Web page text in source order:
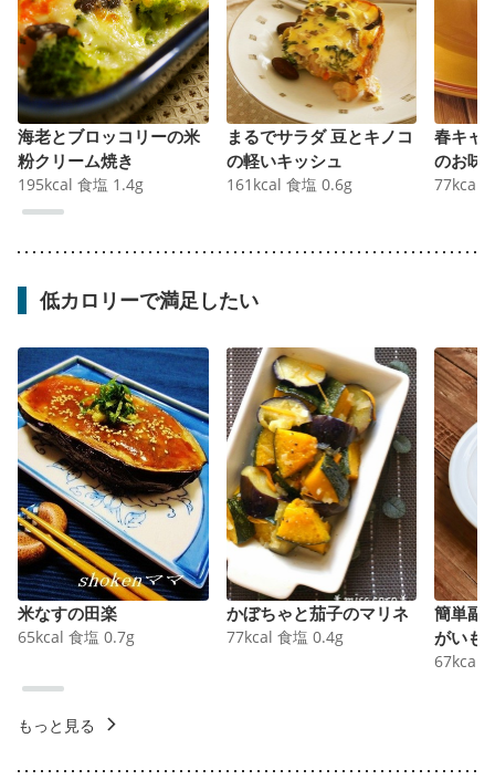
海老とブロッコリーの米
粉クリーム焼き
195kcal 食塩 1.4g
まるでサラダ 豆とキノコ
の軽いキッシュ
161 kcal 食塩 0.6g
春キャ
のお味
77kcal
低カロリーで満足したい
米なすの田楽
65kcal 食塩 0.7g
かぼちゃと茄子のマリネ
77kcal 食塩 0.4g
簡単副
がいも
67kcal
もっと見る